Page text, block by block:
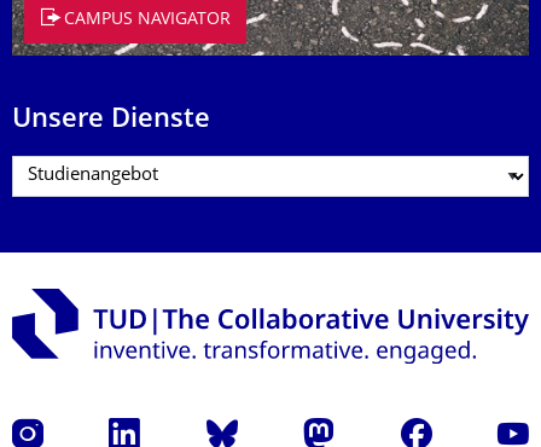
CAMPUS NAVIGATOR
Unsere Dienste
Instagram LinkedIn Bluesky Mastodon Facebook